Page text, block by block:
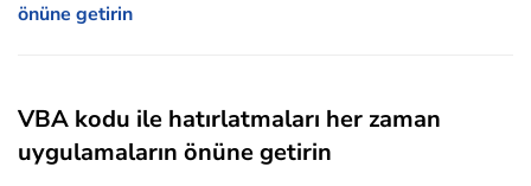
önüne getirin
VBA kodu ile hatırlatmaları her zaman
uygulamaların önüne getirin